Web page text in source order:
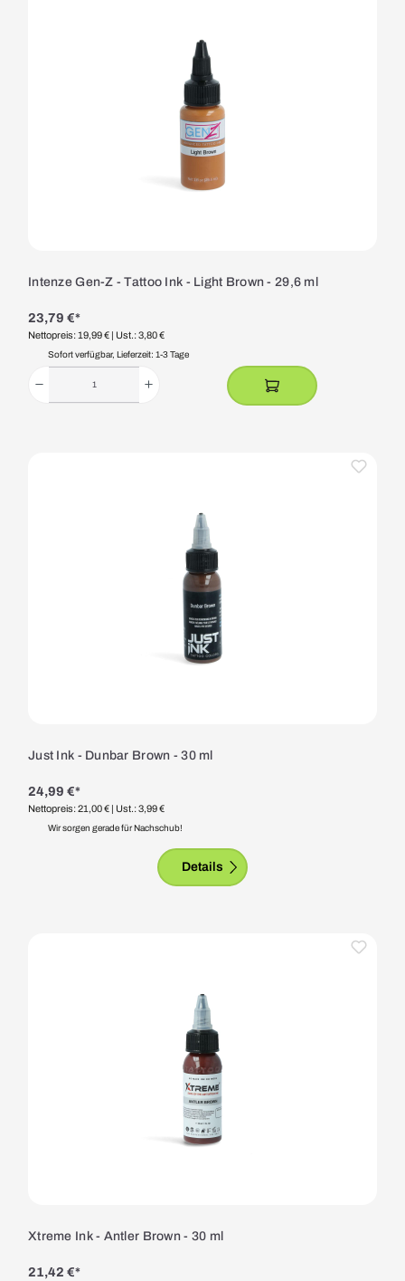
Intenze Gen-Z - Tattoo Ink - Light Brown - 29,6 ml
23,79 €*
Nettopreis: 19,99 € | Ust.: 3,80 €
Sofort verfügbar, Lieferzeit: 1-3 Tage
Just Ink - Dunbar Brown - 30 ml
24,99 €*
Nettopreis: 21,00 € | Ust.: 3,99 €
Wir sorgen gerade für Nachschub!
Details
Xtreme Ink - Antler Brown - 30 ml
21,42 €*